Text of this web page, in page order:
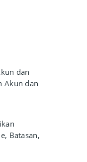
dan
Akun dan
Batasan,